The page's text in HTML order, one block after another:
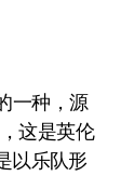
一种，源
这是英伦
以乐队形